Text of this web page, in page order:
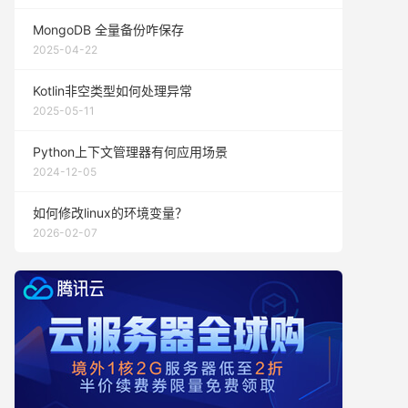
MongoDB 全量备份咋保存
2025-04-22
Kotlin非空类型如何处理异常
2025-05-11
Python上下文管理器有何应用场景
2024-12-05
如何修改linux的环境变量？
2026-02-07